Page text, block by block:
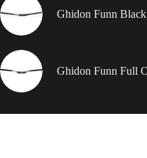
Ghidon Funn
Ghidon Funn Full